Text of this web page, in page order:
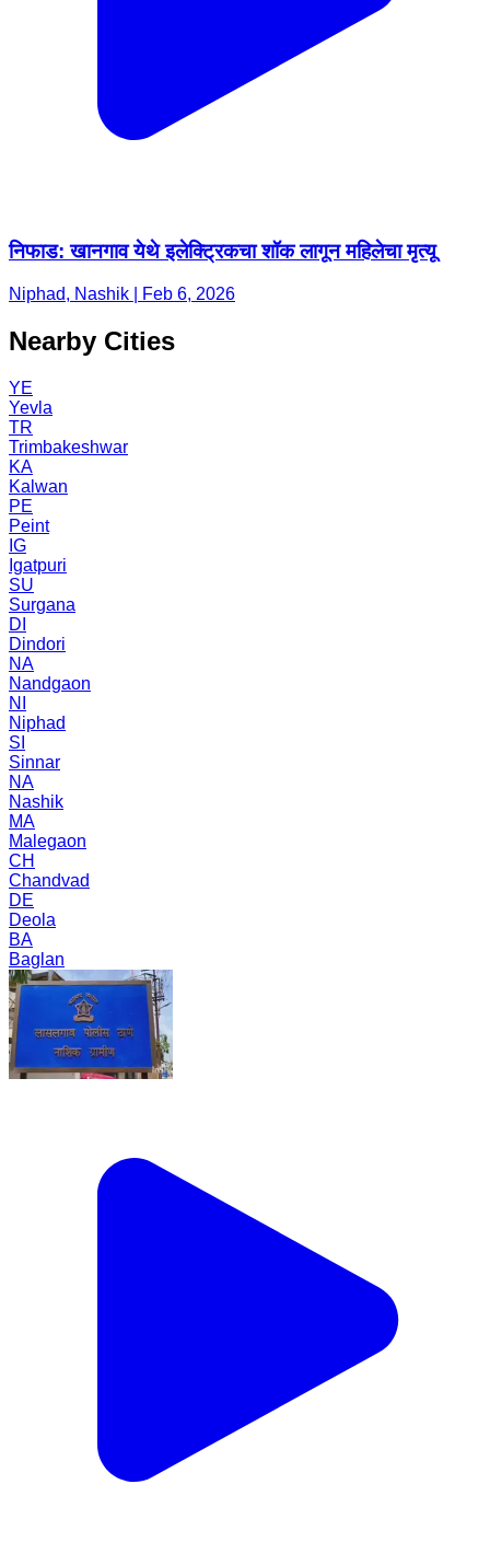
निफाड: खानगाव येथे इलेक्ट्रिकचा शॉक लागून महिलेचा मृत्यू
Niphad, Nashik | Feb 6, 2026
Nearby Cities
YE
Yevla
TR
Trimbakeshwar
KA
Kalwan
PE
Peint
IG
Igatpuri
SU
Surgana
DI
Dindori
NA
Nandgaon
NI
Niphad
SI
Sinnar
NA
Nashik
MA
Malegaon
CH
Chandvad
DE
Deola
BA
Baglan